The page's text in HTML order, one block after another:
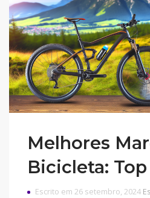
Melhores
Bicicleta:
Escrito em 26 setembro, 2024